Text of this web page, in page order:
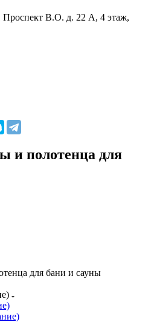
В.О. д. 22 А, 4 этаж,
и полотенца для
для бани и сауны